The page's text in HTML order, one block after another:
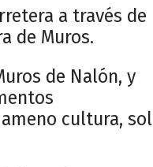
a través de
de Muros.
de Nalón, y
cultura, sol